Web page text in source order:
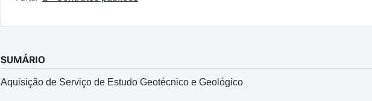
SUMÁRIO
Aquisição de Serviço de Estudo Geotécnico e Geológico